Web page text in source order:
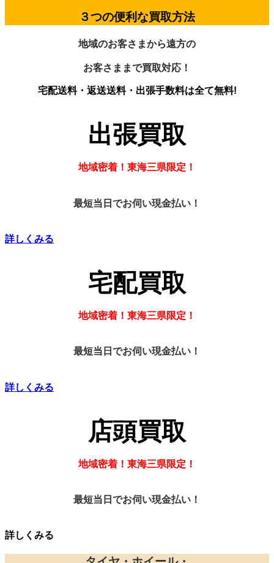
３つの便利な買取方法
地域のお客さまから遠方の
お客さままで買取対応！
宅配送料・返送送料・出張手数料は全て無料!
出張買取
地域密着！東海三県限定！
最短当日でお伺い現金払い！
詳しくみる
宅配買取
地域密着！東海三県限定！
最短当日でお伺い現金払い！
詳しくみる
店頭買取
地域密着！東海三県限定！
最短当日でお伺い現金払い！
詳しくみる